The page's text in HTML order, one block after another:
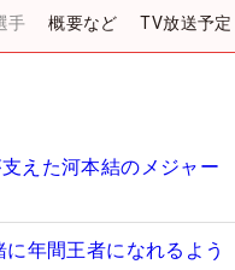
手 概要など TV放送予定
えた河本結のメジャー
年間王者になれるよう